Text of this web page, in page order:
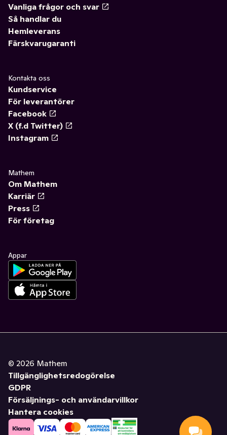
Vanliga frågor och svar
Så handlar du
Hemleverans
Färskvarugaranti
Kontakta oss
Kundservice
För leverantörer
Facebook
X (f.d Twitter)
Instagram
Mathem
Om Mathem
Karriär
Press
För företag
Appar
© 2026 Mathem
Tillgänglighetsredogörelse
GDPR
Försäljnings- och användarvillkor
Hantera cookies